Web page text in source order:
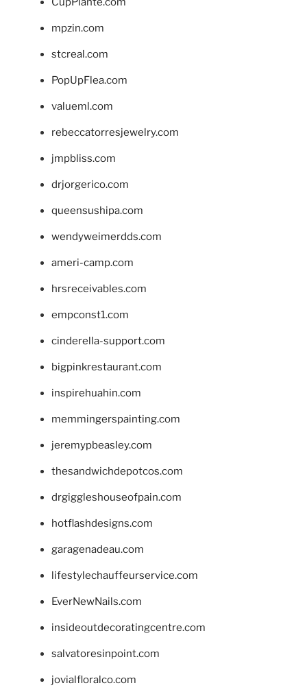
mpzin.com
stcreal.com
PopUpFlea.com
valueml.com
rebeccatorresjewelry.com
jmpbliss.com
drjorgerico.com
queensushipa.com
wendyweimerdds.com
ameri-camp.com
hrsreceivables.com
empconst1.com
cinderella-support.com
bigpinkrestaurant.com
inspirehuahin.com
memmingerspainting.com
jeremypbeasley.com
thesandwichdepotcos.com
drgiggleshouseofpain.com
hotflashdesigns.com
garagenadeau.com
lifestylechauffeurservice.com
EverNewNails.com
insideoutdecoratingcentre.com
salvatoresinpoint.com
jovialfloralco.com